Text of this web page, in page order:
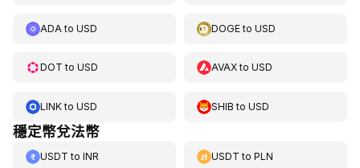
ADA to USD DOGEtoUSD
DOT to USD AVAXtoUSD
LINKto USD SHIB toUSD
穩定幣兌法幣
USDT to INR USDT toPLN